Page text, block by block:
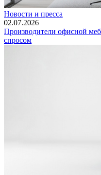
Новости и пресса
02.07.2026
Производители офисной
спросом